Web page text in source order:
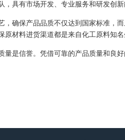
具有市场开发、专业服务和研发创新
确保产品品质不仅达到国家标准，
材料进货渠道都是来自化工原料知名
是信誉。凭借可靠的产品质量和良